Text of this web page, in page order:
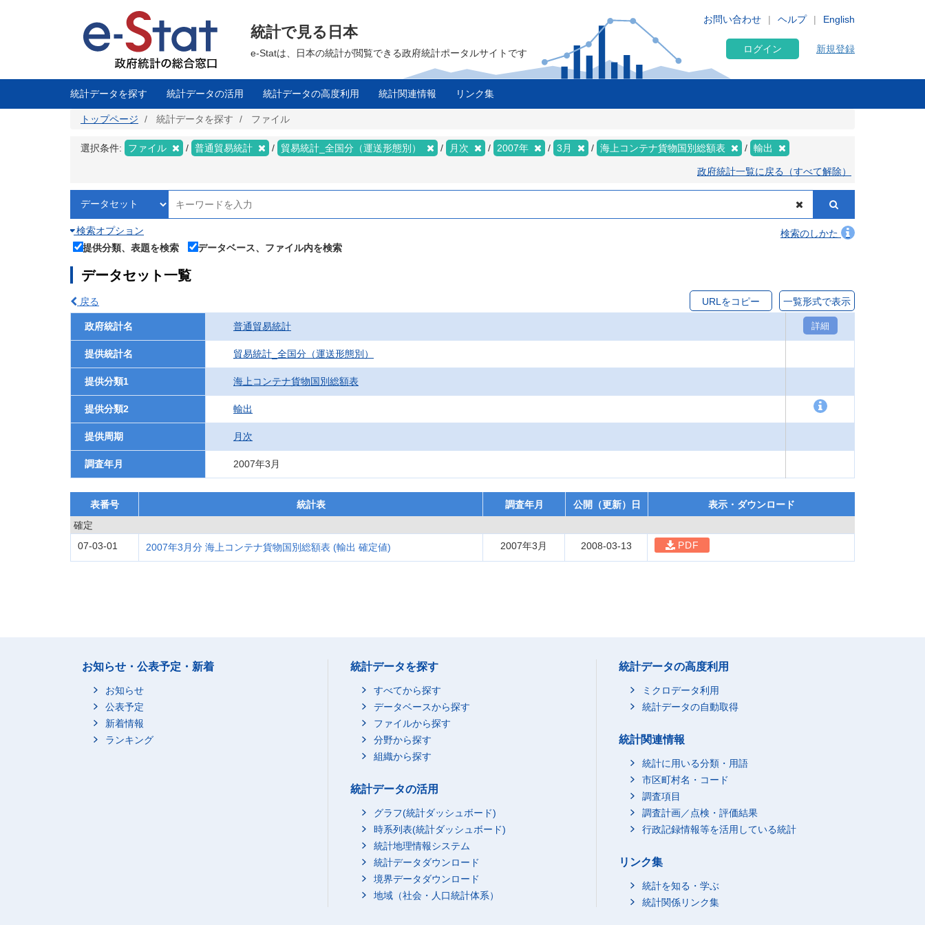
に
English
お問い合わせ ヘルプ
統計で見る日本
e-Statは、日本の統計が閲覧できる政府統計ポータルサイトです ログイン 新規登録
統計データを探す 統計データの活用 統計データの高度利用 統計関連情報 リンク集
トップページ 統計データを探す ファイル
選択条件: ファイル 普通貿易統計 貿易統計_全国分（運送形態別） 月次 2007年 3月 海上コンテナ貨物国別総額表 輸出
政府統計一覧に戻る（すべて解除）
検索オプション
検索のしかた
提供分類、表題を検索
データベース、ファイル内を検索
データセット一覧
戻る URLをコピー 一覧形式で表示
政府統計名 普通貿易統計 詳細
提供統計名 貿易統計_全国分（運送形態別）
提供分類1 海上コンテナ貨物国別総額表
提供分類2 輸出
提供周期 月次
調査年月 2007年3月
表番号 統計表 調査年月 公開（更新）日
表示・ダウンロード
確定
07-03-01
2007年3月分 海上コンテナ貨物国別総額表 (輸出 確定値) 2007年3月 2008-03-13 PDF
お知らせ・公表予定・新着
お知らせ
公表予定
新着情報
ランキング
統計データを探す
すべてから探す
データベースから探す
ファイルから探す
分野から探す
組織から探す
統計データの活用
グラフ(統計ダッシュボード)
時系列表(統計ダッシュボード)
統計地理情報システム
統計データダウンロード
境界データダウンロード
地域（社会・人口統計体系）
統計データの高度利用
ミクロデータ利用
統計データの自動取得
統計関連情報
統計に用いる分類・用語
市区町村名・コード
調査項目
調査計画／点検・評価結果
行政記録情報等を活用している統計
リンク集
統計を知る・学ぶ
統計関係リンク集